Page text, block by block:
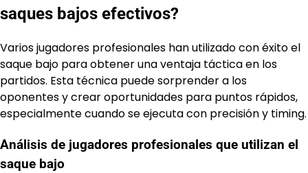
saques bajos efectivos?
Varios jugadores profesionales han utilizado con éxito el
saque bajo para obtener una ventaja táctica en los
partidos. Esta técnica puede sorprender a los
oponentes y crear oportunidades para puntos rápidos,
especialmente cuando se ejecuta con precisión y timing.
Análisis de jugadores profesionales que utilizan el
saque bajo